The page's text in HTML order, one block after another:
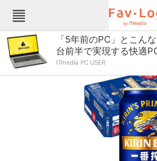
Fav-Logカテゴリー一覧
TOP アウ
インテリア・収納 おも
キッ
ゲー
スイ
「5年前のPC」とこん
台前半で実現する快適
ITmedia PC USER